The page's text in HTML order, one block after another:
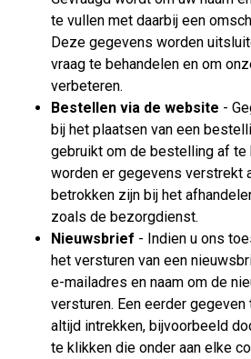
te vullen met daarbij een
Deze gegevens worden
vraag te behandelen en om
verbeteren.
Bestellen via de website -
bij het plaatsen van een
gebruikt om de bestelling af te
worden er gegevens verstrekt
betrokken zijn bij het
zoals de bezorgdienst.
Nieuwsbrief - Indien u ons
het versturen van een
e-mailadres en naam om de
versturen. Een eerder
altijd intrekken, bijvoorbeeld
te klikken die onder aan elke